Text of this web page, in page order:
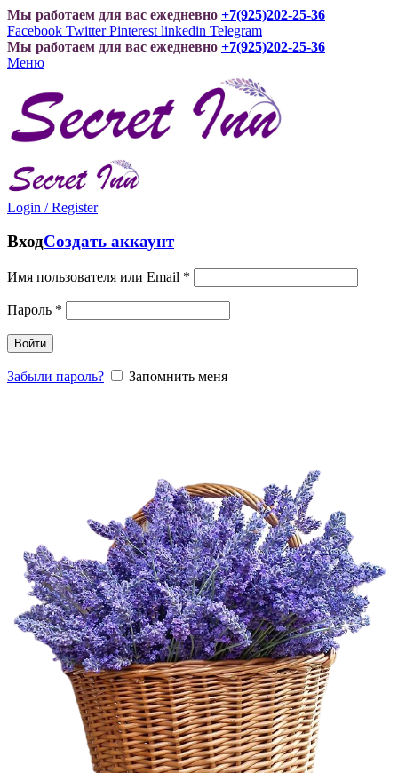
Мы работаем для вас ежедневно +7(925)202-25-36
Facebook Twitter Pinterest linkedin Telegram
Мы работаем для вас ежедневно +7(925)202-25-36
Меню
Login / Register
ВходСоздать аккаунт
Имя пользователя или Email *
Пароль *
Войти
Забыли пароль? Запомнить меня